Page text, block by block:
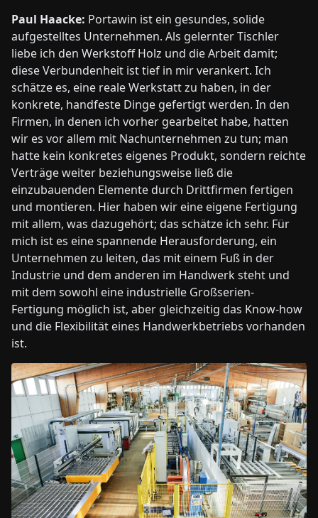
Paul Haacke: Portawin ist ein gesundes, solide
aufgestelltes Unternehmen. Als gelernter Tischler
liebe ich den Werkstoff Holz und die Arbeit damit;
diese Verbundenheit ist tief in mir verankert. Ich
schätze es, eine reale Werkstatt zu haben, in der
konkrete, handfeste Dinge gefertigt werden. In den
Firmen, in denen ich vorher gearbeitet habe, hatten
wir es vor allem mit Nachunternehmen zu tun; man
hatte kein konkretes eigenes Produkt, sondern reichte
Verträge weiter beziehungsweise ließ die
einzubauenden Elemente durch Drittfirmen fertigen
und montieren. Hier haben wir eine eigene Fertigung
mit allem, was dazugehört; das schätze ich sehr. Für
mich ist es eine spannende Herausforderung, ein
Unternehmen zu leiten, das mit einem Fuß in der
Industrie und dem anderen im Handwerk steht und
mit dem sowohl eine industrielle Großserien-
Fertigung möglich ist, aber gleichzeitig das Know-how
und die Flexibilität eines Handwerkbetriebs vorhanden
ist.